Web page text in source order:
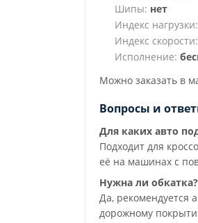
Шипы: нет
Индекс нагрузки:
Индекс скорости:
Исполнение:
Можно заказать в
Вопросы и
Для каких авто
Подходит для
её на машинах с
Нужна ли обкатка?
Да, рекомендуется
дорожному